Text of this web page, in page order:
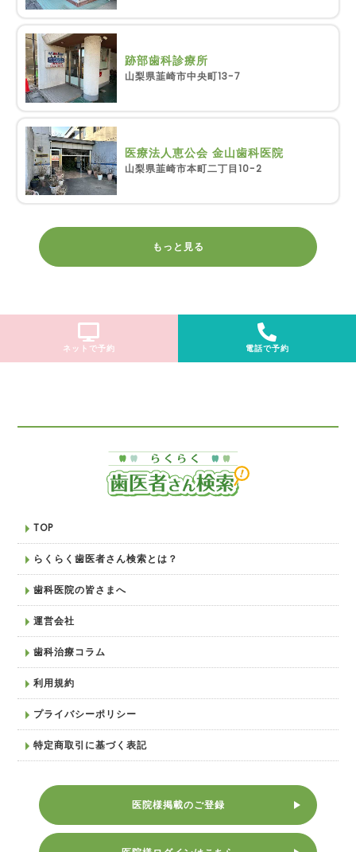
跡部歯科診療所
山梨県韮崎市中央町13-7
医療法人恵公会 金山歯科医院
山梨県韮崎市本町二丁目10-2
もっと見る
ネットで予約 電話で予約
TOP
らくらく歯医者さん検索とは？
歯科医院の皆さまへ
運営会社
歯科治療コラム
利用規約
プライバシーポリシー
特定商取引に基づく表記
医院様掲載のご登録